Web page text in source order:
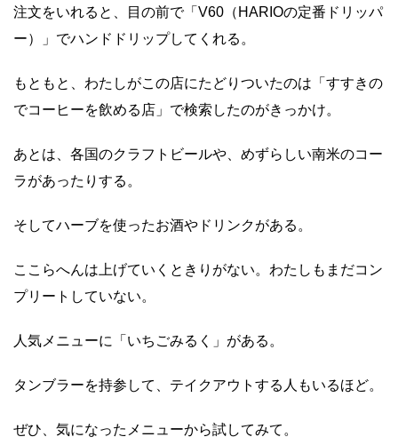
注文をいれると、目の前で「V60（HARIOの定番ドリッパ
ー）」でハンドドリップしてくれる。
もともと、わたしがこの店にたどりついたのは「すすきの
でコーヒーを飲める店」で検索したのがきっかけ。
あとは、各国のクラフトビールや、めずらしい南米のコー
ラがあったりする。
そしてハーブを使ったお酒やドリンクがある。
ここらへんは上げていくときりがない。わたしもまだコン
プリートしていない。
人気メニューに「いちごみるく」がある。
タンブラーを持参して、テイクアウトする人もいるほど。
ぜひ、気になったメニューから試してみて。